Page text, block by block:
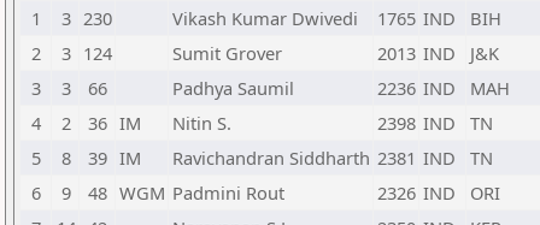
1
3 230 Vikash Kumar Dwivedi 1765 IND
BIH
2
3 124 Sumit Grover 2013 IND
J&K
3
3 66 Padhya Saumil 2236 IND
MAH
4
2 36 IM Nitin S. 2398 IND
TN
5
8 39 IM Ravichandran Siddharth 2381 IND
TN
6
9 48 WGM Padmini Rout 2326 IND
ORI